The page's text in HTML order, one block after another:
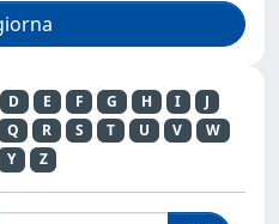
D E F G H I
J
Q R S T U V
W
Y Z